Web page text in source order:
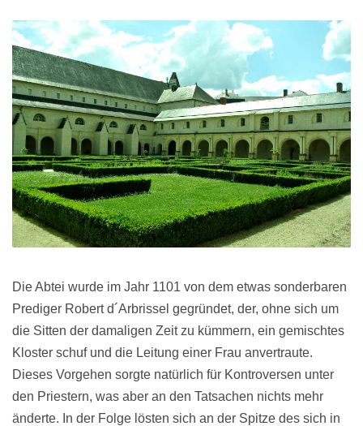
Die Abtei wurde im Jahr 1101 von dem etwas sonderbaren
Prediger Robert d´Arbrissel gegründet, der, ohne sich um
die Sitten der damaligen Zeit zu kümmern, ein gemischtes
Kloster schuf und die Leitung einer Frau anvertraute.
Dieses Vorgehen sorgte natürlich für Kontroversen unter
den Priestern, was aber an den Tatsachen nichts mehr
änderte. In der Folge lösten sich an der Spitze des sich in